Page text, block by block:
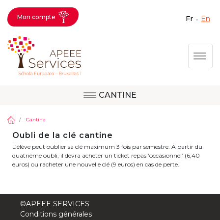
Aller
Fermer X
Question, avis,
demande, suggestion :
contactez le bon
service !
+32 (0)472 07 35 25
Mon compte fr en
CANTINE
Site de Berkendael
Cantine
Oubli de la clé cantine
L’élève peut oublier sa clé maximum 3 fois par semestre. A partir du
quatrième oubli, il devra acheter un ticket repas ‘occasionnel’ (6,40
euros) ou racheter une nouvelle clé (9 euros) en cas de perte.
©APEEE SERVICES
Conditions générales